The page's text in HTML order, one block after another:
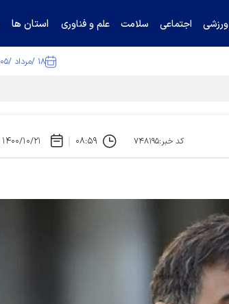
ورزشی اجتماعی سلامت علم و فناوری استان ها
۱۸ /مرداد /۱۴۰۵
کد خبر:۷۴۸۱۹۵ ۰۸:۵۹ ۱۴۰۰/۱۰/۲۱